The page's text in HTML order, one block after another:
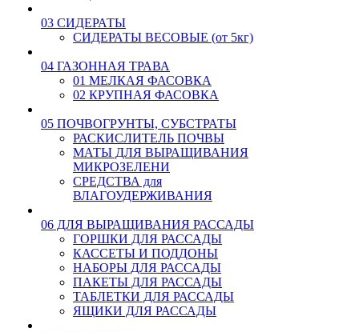
03 СИДЕРАТЫ
СИДЕРАТЫ ВЕСОВЫЕ (от 5кг)
04 ГАЗОННАЯ ТРАВА
01 МЕЛКАЯ ФАСОВКА
02 КРУПНАЯ ФАСОВКА
05 ПОЧВОГРУНТЫ, СУБСТРАТЫ
РАСКИСЛИТЕЛЬ ПОЧВЫ
МАТЫ ДЛЯ ВЫРАЩИВАНИЯ
МИКРОЗЕЛЕНИ
СРЕДСТВА для
ВЛАГОУДЕРЖИВАНИЯ
06 ДЛЯ ВЫРАЩИВАНИЯ РАССАДЫ
ГОРШКИ ДЛЯ РАССАДЫ
КАССЕТЫ И ПОДДОНЫ
НАБОРЫ ДЛЯ РАССАДЫ
ПАКЕТЫ ДЛЯ РАССАДЫ
ТАБЛЕТКИ ДЛЯ РАССАДЫ
ЯЩИКИ ДЛЯ РАССАДЫ